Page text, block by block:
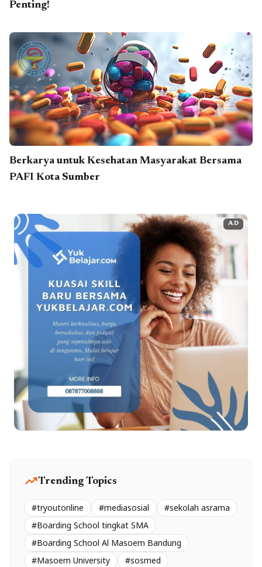
Penting!
Berkarya untuk Kesehatan Masyarakat Bersama
PAFI Kota Sumber
AD
trending_upTrending Topics
#tryoutonline #mediasosial
#sekolah asrama
#Boarding School tingkat SMA
#Boarding School Al Masoem Bandung
#Masoem University
#sosmed